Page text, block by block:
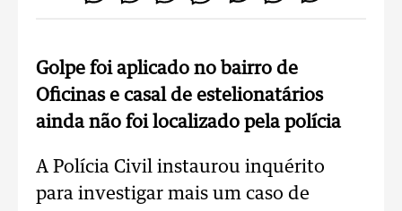
Golpe foi aplicado no bairro de
Oficinas e casal de estelionatários
ainda não foi localizado pela polícia
A Polícia Civil instaurou inquérito
para investigar mais um caso de